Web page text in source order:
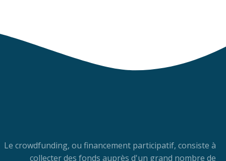
Le crowdfunding, ou financement participatif, consiste à
collecter des fonds auprès d'un grand nombre de